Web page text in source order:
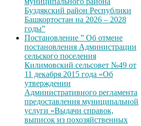
Буздякский район Республики
Башкортостан на 2026 – 2028
годы”
Постановление ” Об отмене
постановления Администрации
сельского поселения
Килимовский сельсовет №49 от
11 декабря 2015 года «Об
утверждении
Административного регламента
предоставления муниципальной
услуги «Выдачи справок,
выписок из похозяйственных